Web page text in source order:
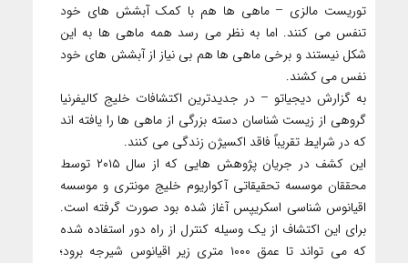
توریست مالزی – ماهی ها هم با کمک آبشش های خود
تنفس می کنند. اما به نظر می رسد همه ماهی ها به این
شکل نیستند و برخی ماهی ها هم بی نیاز از آبشش های خود
نفس می کشند.
به گزارش دیجیاتو – در جدیدترین اکتشافات خلیج کالیفرنیا
گروهی از زیست شناسان دسته بزرگی از ماهی ها را یافته اند
که در شرایط تقریباً فاقد اکسیژن زندگی می کنند.
این کشف در جریان پژوهش هایی که از سال ۲۰۱۵ توسط
محققان موسسه تحقیقاتی آکواریوم خلیج مونتری و موسسه
اقیانوس شناسی اسکریپس آغاز شده بود صورت گرفته است.
برای این اکتشاف از یک وسیله کنترل از راه دور استفاده شده
که می تواند تا عمق ۱۰۰۰ متری زیر اقیانوس شیرجه برود؛